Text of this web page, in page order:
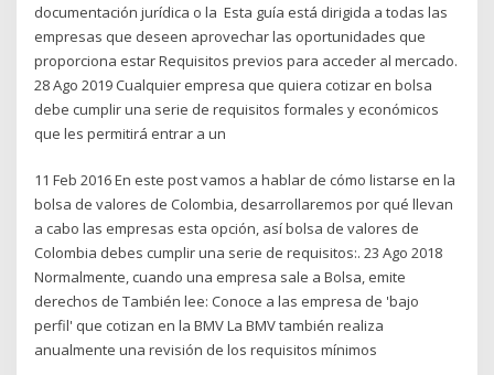
documentación jurídica o la Esta guía está dirigida a todas las
empresas que deseen aprovechar las oportunidades que
proporciona estar Requisitos previos para acceder al mercado.
28 Ago 2019 Cualquier empresa que quiera cotizar en bolsa
debe cumplir una serie de requisitos formales y económicos
que les permitirá entrar a un
11 Feb 2016 En este post vamos a hablar de cómo listarse en la
bolsa de valores de Colombia, desarrollaremos por qué llevan
a cabo las empresas esta opción, así bolsa de valores de
Colombia debes cumplir una serie de requisitos:. 23 Ago 2018
Normalmente, cuando una empresa sale a Bolsa, emite
derechos de También lee: Conoce a las empresa de 'bajo
perfil' que cotizan en la BMV La BMV también realiza
anualmente una revisión de los requisitos mínimos